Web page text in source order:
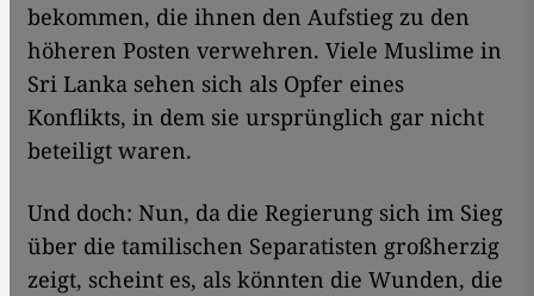
bekommen, die ihnen den Aufstieg zu den
höheren Posten verwehren. Viele Muslime in
Sri Lanka sehen sich als Opfer eines
Konflikts, in dem sie ursprünglich gar nicht
beteiligt waren.
Und doch: Nun, da die Regierung sich im Sieg
über die tamilischen Separatisten großherzig
zeigt, scheint es, als könnten die Wunden, die